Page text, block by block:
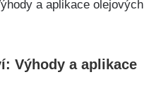
Výhody a aplikace